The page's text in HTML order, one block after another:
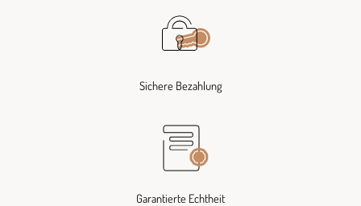
Sichere Bezahlung
Garantierte Echtheit